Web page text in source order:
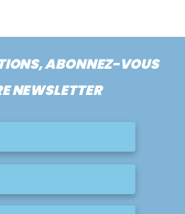
ABONNEZ-VOUS
NEWSLETTER